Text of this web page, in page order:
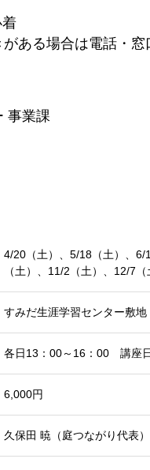
着
ある場合は電話・
事業課
4/20（土）、5/18（土）、
（土）、11/2（土）、12/7（
すみだ生涯学習センター敷地
各日13：00～16：00 講座
6,000円
久保田 暁（庭つながり代表）